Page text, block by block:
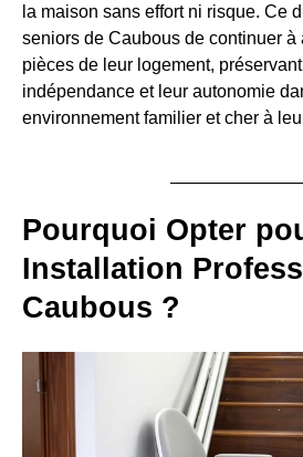
la maison sans effort ni risque. Ce
seniors de Caubous de continuer à
pièces de leur logement,
indépendance et leur autonomie
environnement familier et cher à
Pourquoi Opter
Installation
Caubous ?